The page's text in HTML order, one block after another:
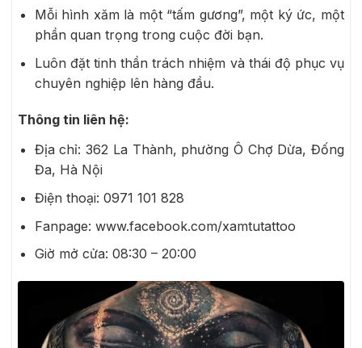
Mỗi hình xăm là một “tấm gương”, một ký ức, một
phần quan trọng trong cuộc đời bạn.
Luôn đặt tinh thần trách nhiệm và thái độ phục vụ
chuyên nghiệp lên hàng đầu.
Thông tin liên hệ:
Địa chỉ: 362 La Thành, phường Ô Chợ Dừa, Đống
Đa, Hà Nội
Điện thoại: 0971 101 828
Fanpage: www.facebook.com/xamtutattoo
Giờ mở cửa: 08:30 – 20:00